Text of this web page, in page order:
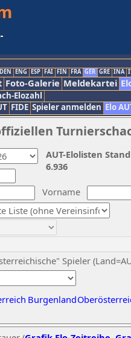
DEN ENG ESP FAI FIN FRA GER GRE INA
Foto-Galerie Meldekartei
Elozahl
FIDE Spieler anmelden Elo
Vorname
Spieler
Burgenland
AUT-Elolisten
6.936